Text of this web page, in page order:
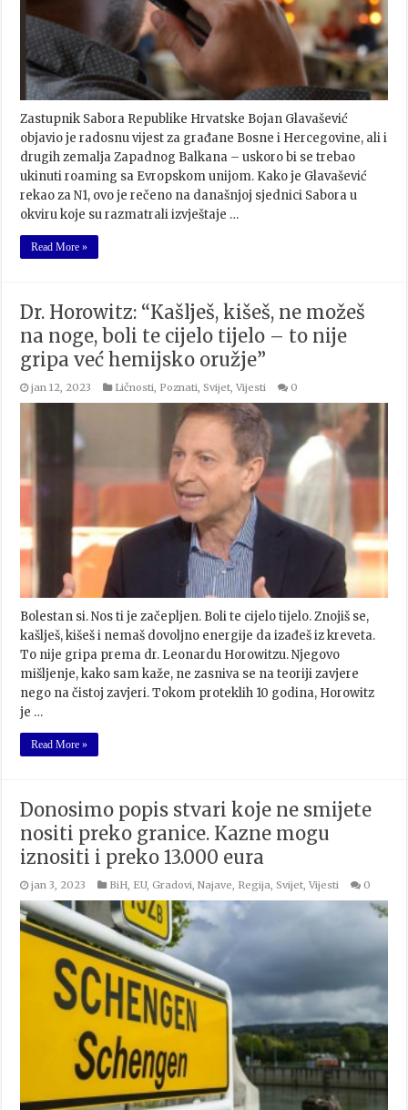
Zastupnik Sabora Republike Hrvatske Bojan Glavašević
objavio je radosnu vijest za građane Bosne i Hercegovine, ali i
drugih zemalja Zapadnog Balkana – uskoro bi se trebao
ukinuti roaming sa Evropskom unijom. Kako je Glavašević
rekao za N1, ovo je rečeno na današnjoj sjednici Sabora u
okviru koje su razmatrali izvještaje …
Read More »
Dr. Horowitz: “Kašlješ, kišeš, ne možeš
na noge, boli te cijelo tijelo – to nije
gripa već hemijsko oružje”
jan 12, 2023 Ličnosti Poznati ,Svijet ,Vijesti 0
Bolestan si. Nos ti je začepljen. Boli te cijelo tijelo. Znojiš se,
kašlješ, kišeš i nemaš dovoljno energije da izađeš iz kreveta.
To nije gripa prema dr. Leonardu Horowitzu. Njegovo
mišljenje, kako sam kaže, ne zasniva se na teoriji zavjere
nego na čistoj zavjeri. Tokom proteklih 10 godina, Horowitz
je …
Read More »
Donosimo popis stvari koje ne smijete
nositi preko granice. Kazne mogu
iznositi i preko 13.000 eura
jan 3, 2023 BiH, EU, Gradovi,Najave, Regija,Svijet,Vijesti 0